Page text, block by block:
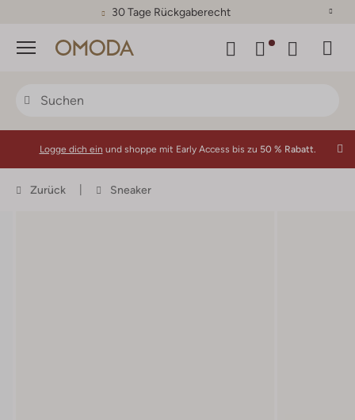
30 Tage Rückgaberecht
Menü
Logge dich ein und shoppe mit Early Access bis zu 50 % Rabatt.
Zurück Sneaker